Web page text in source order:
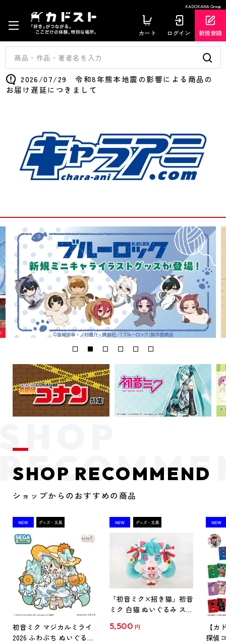
KADOKAWA Group
カート ログイン 新規登録
2026/07/29 令和8年熊本地震の影響による商品の
お届け遅延につきまして
SHOP RECOMMEND
ショップからのおすすめの商品
初音ミク マジカルミライ
2026 ふわぷち ぬいぐるみ
「初音ミク×招き猫」初音
ミク 白猫 ぬいぐるみ スタ
5,500 円
【カ
探偵